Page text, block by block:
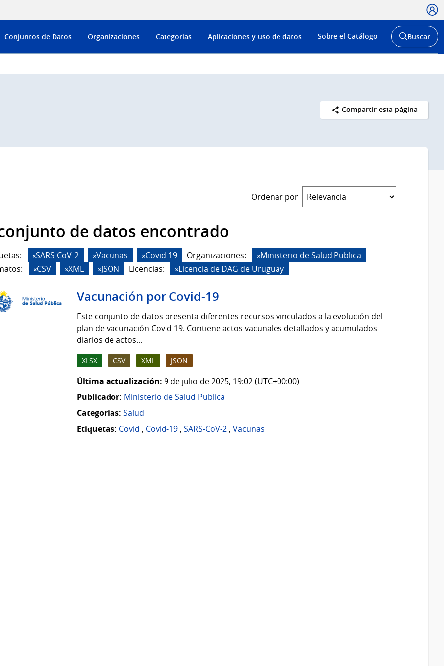
Menú
de
Conjuntos de Datos Organizaciones Categorias Aplicaciones y uso de datos Sobre el Catálogo
Abrir
buscador
Buscar
Compartir esta página
Ordenar por
de datos encontrado
SARS-CoV-2 Vacunas Covid-19 Organizaciones:
Ministerio de Salud Publica
CSV XML JSON Licencias: Licencia de DAG de Uruguay
Vacunación por Covid-19
Este conjunto de datos presenta diferentes recursos vinculados a la evolución del
plan de vacunación Covid 19. Contiene actos vacunales detallados y acumulados
diarios de actos...
XLSX CSV XML JSON
Última actualización: 9 de julio de 2025, 19:02 (UTC+00:00)
Publicador: Ministerio de Salud Publica
Categorias: Salud
Etiquetas: Covid , Covid-19, SARS-CoV-2, Vacunas